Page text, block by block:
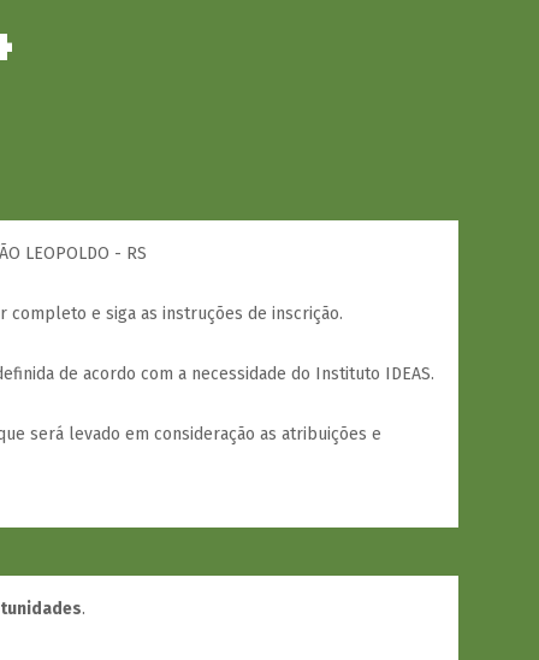
LEOPOLDO - RS
e siga as instruções de inscrição.
de acordo com a necessidade do Instituto IDEAS.
será levado em consideração as atribuições e
.